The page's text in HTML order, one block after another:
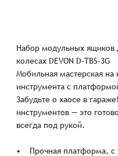
Набор модульных ящиков
колесах DEVON D-TBS-3G
Мобильная мастерская
инструмента с
Забудьте о хаосе в
инструментов — это
всегда под рукой.
• Прочная платформа, с